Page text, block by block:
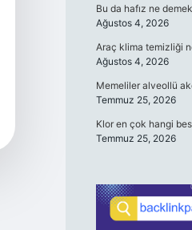
Bu da hafız ne
Ağustos 4, 2026
Araç klima temizliği
Ağustos 4, 2026
Memeliler alveollü
Temmuz 25, 2026
Klor en çok hangi
Temmuz 25, 2026